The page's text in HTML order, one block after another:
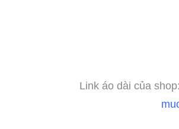
Link áo dài của shop: